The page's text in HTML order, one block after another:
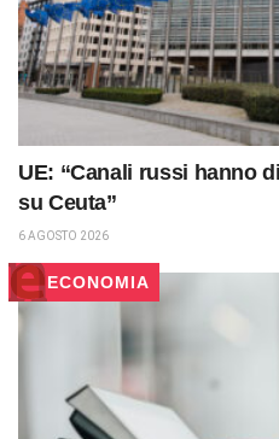
UE: “Canali russi hanno
su Ceuta”
6 AGOSTO 2026
ECONOMIA